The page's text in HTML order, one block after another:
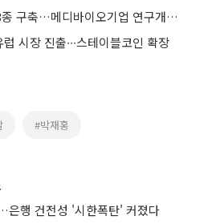
경과원, 첨단연구장비 3종 구축…메디바이오기업 연구개발 지원 본격화
시장 진출∙∙∙스테이블코인 확장
#박재홍
은행 건전성 '시한폭탄' 커졌다